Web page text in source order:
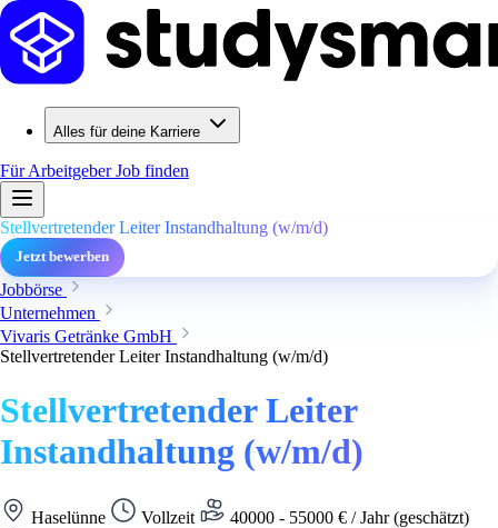
Alles für deine Karriere
Für ArbeitgeberJob finden
Stellvertretender Leiter Instandhaltung (w/m/d)
Jetzt bewerben
Jobbörse
Unternehmen
Vivaris Getränke GmbH
Stellvertretender Leiter Instandhaltung (w/m/d)
Stellvertretender Leiter
Instandhaltung (w/m/d)
Haselünne Vollzeit
40000 - 55000 € / Jahr (geschätzt)